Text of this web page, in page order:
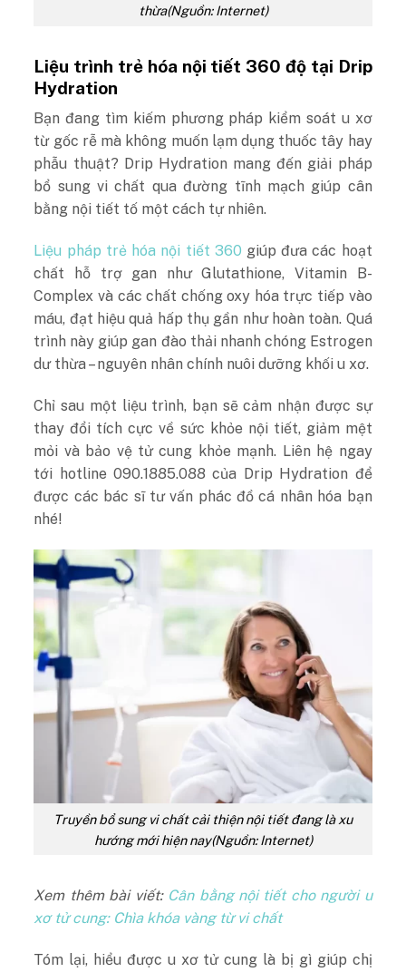
thừa(Nguồn: Internet)
Liệu trình trẻ hóa nội tiết 360 độ tại Drip
Hydration
Bạn đang tìm kiếm phương pháp kiểm soát u xơ
từ gốc rễ mà không muốn lạm dụng thuốc tây hay
phẫu thuật? Drip Hydration mang đến giải pháp
bổ sung vi chất qua đường tĩnh mạch giúp cân
bằng nội tiết tố một cách tự nhiên.
Liệu pháp trẻ hóa nội tiết 360 giúp đưa các hoạt
chất hỗ trợ gan như Glutathione, Vitamin B-
Complex và các chất chống oxy hóa trực tiếp vào
máu, đạt hiệu quả hấp thụ gần như hoàn toàn. Quá
trình này giúp gan đào thải nhanh chóng Estrogen
dư thừa – nguyên nhân chính nuôi dưỡng khối u xơ.
Chỉ sau một liệu trình, bạn sẽ cảm nhận được sự
thay đổi tích cực về sức khỏe nội tiết, giảm mệt
mỏi và bảo vệ tử cung khỏe mạnh. Liên hệ ngay
tới hotline 090.1885.088 của Drip Hydration để
được các bác sĩ tư vấn phác đồ cá nhân hóa bạn
nhé!
Truyền bổ sung vi chất cải thiện nội tiết đang là xu
hướng mới hiện nay(Nguồn: Internet)
Xem thêm bài viết: Cân bằng nội tiết cho người u
xơ tử cung: Chìa khóa vàng từ vi chất
Tóm lại, hiểu được u xơ tử cung là bị gì giúp chị